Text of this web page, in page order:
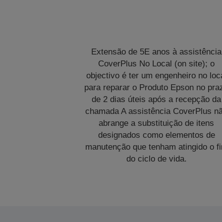
Extensão de 5E anos à assistência
CoverPlus No Local (on site); o
objectivo é ter um engenheiro no
para reparar o Produto Epson no
de 2 dias úteis após a recepção da
chamada A assistência CoverPlus
abrange a substituição de itens
designados como elementos de
manutenção que tenham atingido o
do ciclo de vida.